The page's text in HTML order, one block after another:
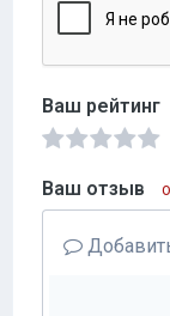
Ваш рейтинг
Ваш отзыв